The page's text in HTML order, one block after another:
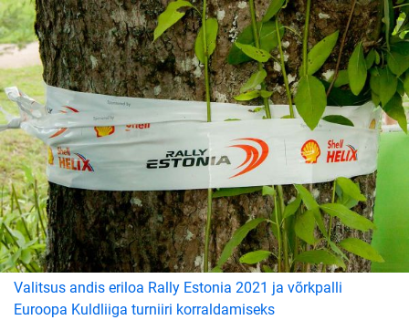
Valitsus andis eriloa Rally Estonia 2021 ja võrkpalli
Euroopa Kuldliiga turniiri korraldamiseks